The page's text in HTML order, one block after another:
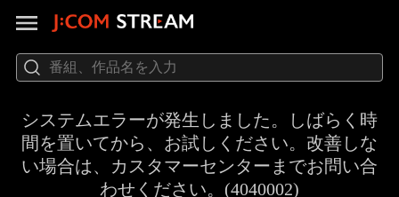
システムエラーが発生しました。しばらく時
間を置いてから、お試しください。改善しな
い場合は、カスタマーセンターまでお問い合
わせください。(4040002)